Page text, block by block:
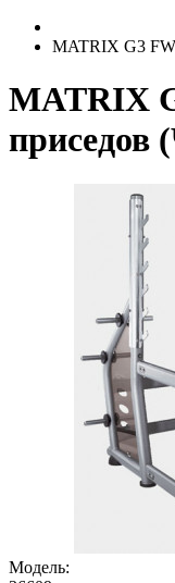
MATRIX G3
MATRIX
Модель: